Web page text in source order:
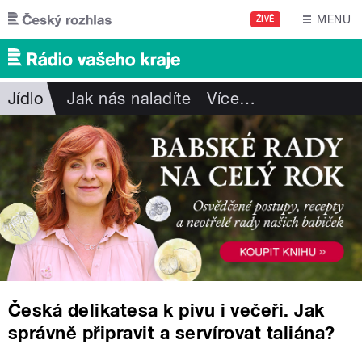
Přejít k hlavnímu obsahu
ŽIVĚ MENU
Jídlo Jak nás naladíte Více…
Česká delikatesa k pivu i večeři. Jak
správně připravit a servírovat taliána?